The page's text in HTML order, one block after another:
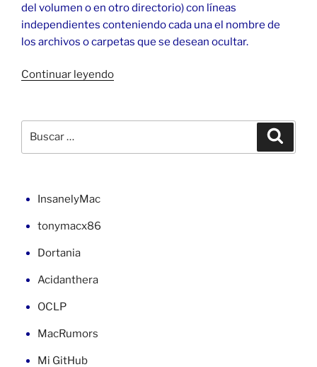
del volumen o en otro directorio) con líneas
independientes conteniendo cada una el nombre de
los archivos o carpetas que se desean ocultar.
Continuar leyendo«Modificar
oculto
por:
InsanelyMac
tonymacx86
Dortania
Acidanthera
OCLP
MacRumors
Mi GitHub